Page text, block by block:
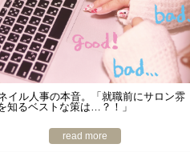
イル人事の本音。「就職前にサロン雰
知るベストな策は…？！」
read more